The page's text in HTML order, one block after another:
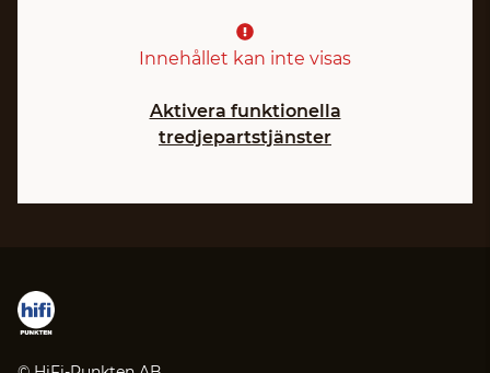
Innehållet kan inte visas
Aktivera funktionella
tredjepartstjänster